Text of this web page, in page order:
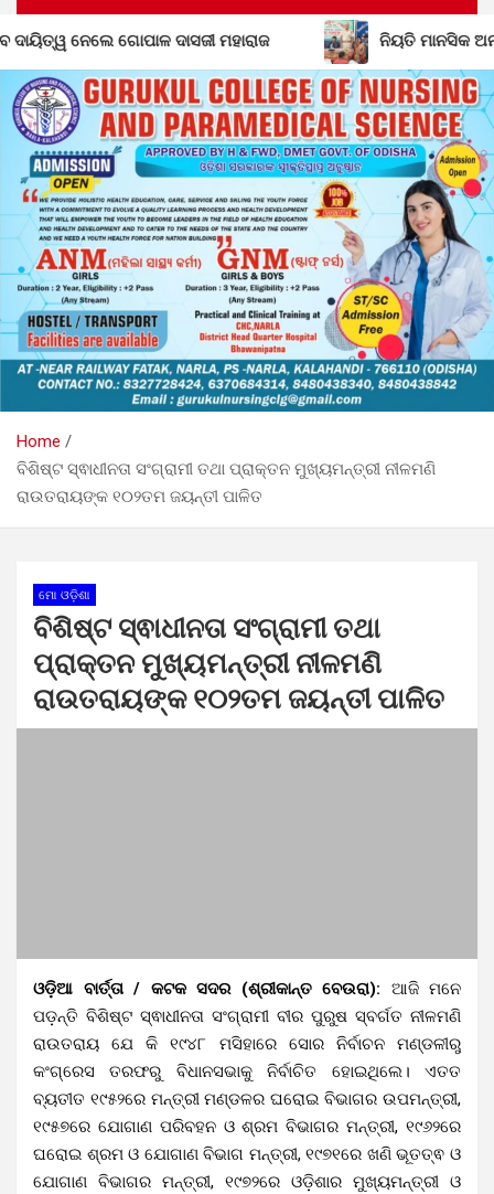
ନିୟତି ମାନସିକ ଅନଗ୍ରସର ବିଦ୍ୟାଳୟରେ ବନ-
Home
ବିଶିଷ୍ଟ ସ୍ଵାଧୀନତା ସଂଗ୍ରାମୀ ତଥା ପ୍ରାକ୍ତନ ମୁଖ୍ୟମନ୍ତ୍ରୀ ନୀଳମଣି
ରାଉତରାୟଙ୍କ ୧୦୨ତମ ଜୟନ୍ତୀ ପାଳିତ
ମୋ ଓଡ଼ିଶା
ବିଶିଷ୍ଟ ସ୍ଵାଧୀନତା ସଂଗ୍ରାମୀ ତଥା
ପ୍ରାକ୍ତନ ମୁଖ୍ୟମନ୍ତ୍ରୀ ନୀଳମଣି
ରାଉତରାୟଙ୍କ ୧୦୨ତମ ଜୟନ୍ତୀ ପାଳିତ
ଓଡ଼ିଆ ବାର୍ତ୍ତା / କଟକ ସଦର (ଶ୍ରୀକାନ୍ତ ବେଉରା): ଆଜି ମନେ
ପଡ଼ନ୍ତି ବିଶିଷ୍ଟ ସ୍ଵାଧୀନତା ସଂଗ୍ରାମୀ ବୀର ପୁରୁଷ ସ୍ବର୍ଗତ ନୀଳମଣି
ରାଉତରାୟ ଯେ କି ୧୯୪୮ ମସିହାରେ ସୋର ନିର୍ବାଚନ ମଣ୍ଡଳୀରୁ
କଂଗ୍ରେସ ତରଫରୁ ବିଧାନସଭାକୁ ନିର୍ବାଚିତ ହୋଇଥିଲେ। ଏତତ
ବ୍ୟତୀତ ୧୯୫୨ରେ ମନ୍ତ୍ରୀ ମଣ୍ଡଳର ଘରୋଇ ବିଭାଗର ଉପମନ୍ତ୍ରୀ,
୧୯୫୭ରେ ଯୋଗାଣ ପରିବହନ ଓ ଶ୍ରମ ବିଭାଗର ମନ୍ତ୍ରୀ, ୧୯୬୨ରେ
ଘରୋଇ ଶ୍ରମ ଓ ଯୋଗାଣ ବିଭାଗ ମନ୍ତ୍ରୀ, ୧୯୭୧ରେ ଖଣି ଭୂତତ୍ଵ ଓ
ଯୋଗାଣ ବିଭାଗର ମନ୍ତ୍ରୀ, ୧୯୭୨ରେ ଓଡ଼ିଶାର ମୁଖ୍ୟମନ୍ତ୍ରୀ ଓ